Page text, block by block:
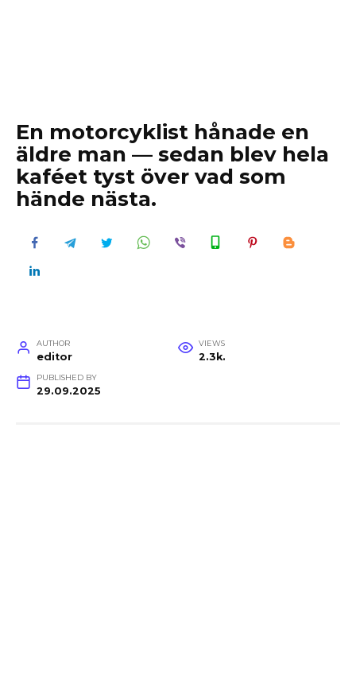
En motorcyklist hånade en
äldre man — sedan blev hela
kaféet tyst över vad som
hände nästa.
AUTHOR
editor
VIEWS
2.3k.
PUBLISHED BY
29.09.2025